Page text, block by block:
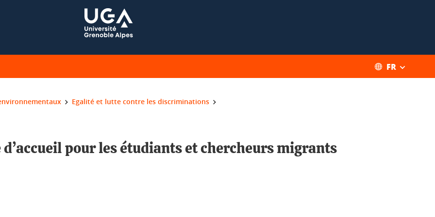
FR
Egalité et lutte contre les discriminations
d’accueil pour les étudiants et chercheurs migrants